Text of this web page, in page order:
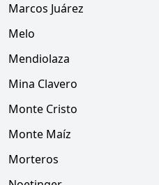
Marcos Juárez
Melo
Mendiolaza
Mina Clavero
Monte Cristo
Monte Maíz
Morteros